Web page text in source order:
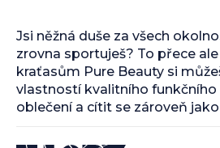
Jsi něžná duše za všech
zrovna sportuješ? To přece
kraťasům Pure Beauty si
vlastností kvalitního
oblečení a cítit se zároveň